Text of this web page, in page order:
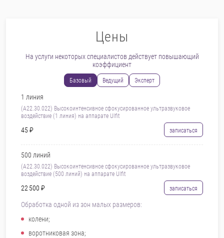
Цены
На услуги некоторых специалистов действует повышающий
коэффициент
Базовый Ведущий Эксперт
1 линия
(А22.30.022) Высокоинтенсивное сфокусированное ультразвуковое
воздействие (1 линия) на аппарате Ulfit
45 ₽ записаться
500 линий
(А22.30.022) Высокоинтенсивное сфокусированное ультразвуковое
воздействие (500 линий) на аппарате Ulfit
22 500 ₽ записаться
Обработка одной из зон малыx размеров:
колени;
воротниковая зона;